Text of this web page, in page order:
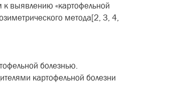
к выявлению «картофельной
метода[2, 3, 4,
болезнью.
картофельной болезни